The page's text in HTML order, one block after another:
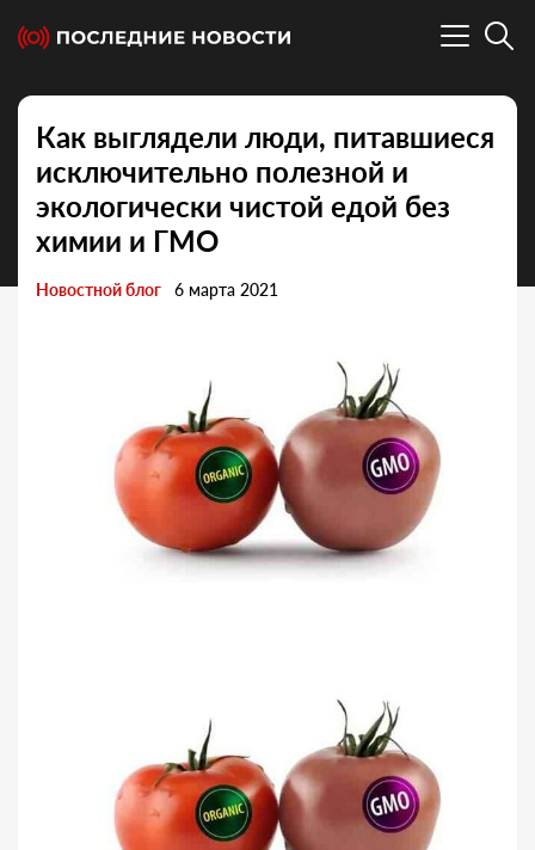
Как выглядели люди, питавшиеся
исключительно полезной и
экологически чистой едой без
химии и ГМО
Новостной блог 6 марта 2021